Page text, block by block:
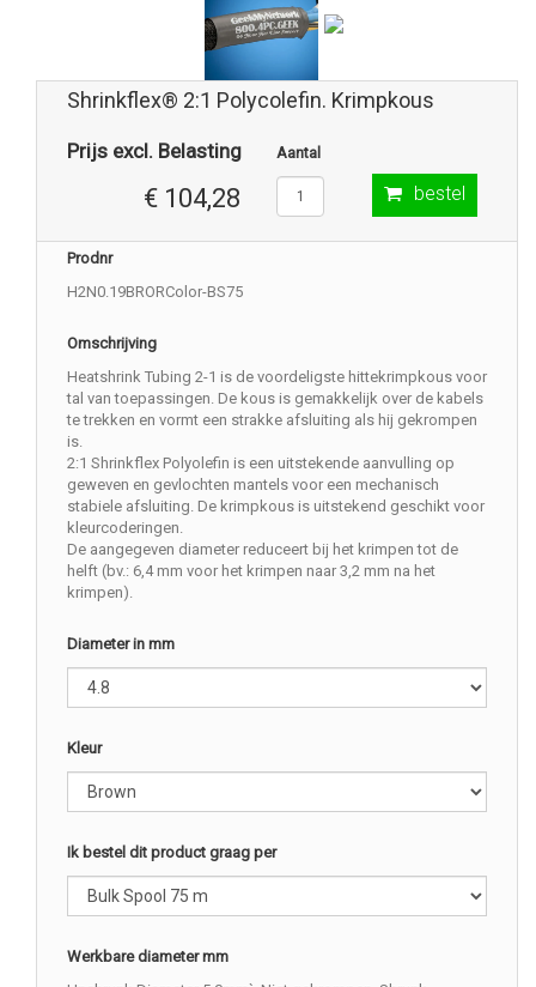
Shrinkflex® 2:1 Polycolefin. Krimpkous
Prijs excl. Belasting
€ 104,28
Aantal
bestel
Prodnr
H2N0.19BRORColor-BS75
Omschrijving
Heatshrink Tubing 2-1 is de voordeligste hittekrimpkous voor
tal van toepassingen. De kous is gemakkelijk over de kabels
te trekken en vormt een strakke afsluiting als hij gekrompen
is.
2:1 Shrinkflex Polyolefin is een uitstekende aanvulling op
geweven en gevlochten mantels voor een mechanisch
stabiele afsluiting. De krimpkous is uitstekend geschikt voor
kleurcoderingen.
De aangegeven diameter reduceert bij het krimpen tot de
helft (bv.: 6,4 mm voor het krimpen naar 3,2 mm na het
krimpen).
Diameter in mm
Kleur
Ik bestel dit product graag per
Werkbare diameter mm